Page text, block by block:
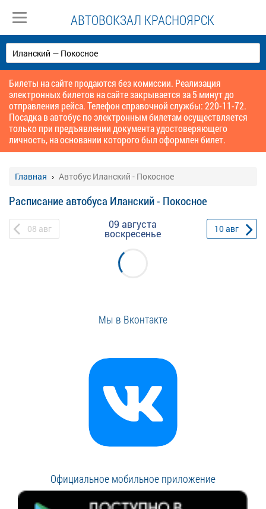
АВТОВОКЗАЛ КРАСНОЯРСК
Билеты на сайте продаются без комиссии. Реализация
электронных билетов на сайте закрывается за 5 минут до
отправления рейса. Телефон справочной службы: 220-11-72.
Посадка в автобус по электронным билетам осуществляется
только при предъявлении документа удостоверяющего
личность, на основании которого был оформлен билет.
Главная Автобус Иланский - Покосное
Расписание автобуса Иланский - Покосное
08 авг 09 августа
воскресенье 10авг
Мы в Вконтакте
Официальное мобильное приложение